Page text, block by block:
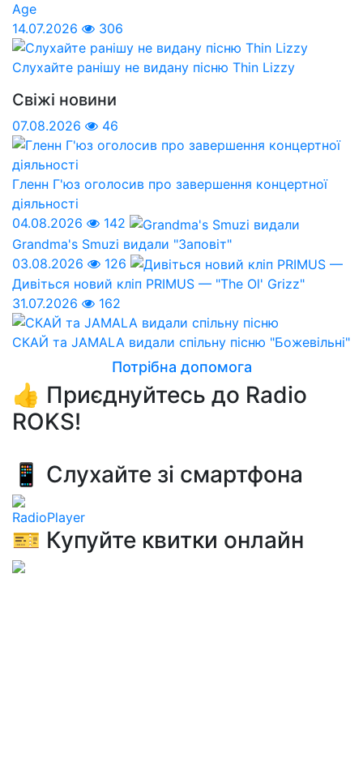
Age
14.07.2026
306
Слухайте ранішу не видану пісню Thin Lizzy
Свіжі новини
07.08.2026 46
Гленн Г'юз оголосив про завершення концертної
діяльності
04.08.2026
142
Grandma's Smuzi видали "Заповіт"
03.08.2026
126
Дивіться новий кліп PRIMUS — "The Ol' Grizz"
31.07.2026
162
СКАЙ та JAMALA видали спільну пісню "Божевільні"
Потрібна допомога
👍 Приєднуйтесь до Radio
ROKS!
📱 Слухайте зі смартфона
RadioPlayer
🎫 Купуйте квитки онлайн